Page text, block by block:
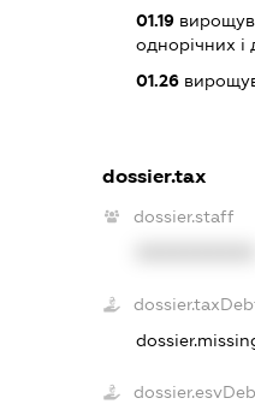
01.19
однорічних і
01.26
dossier.tax
dossier.staff